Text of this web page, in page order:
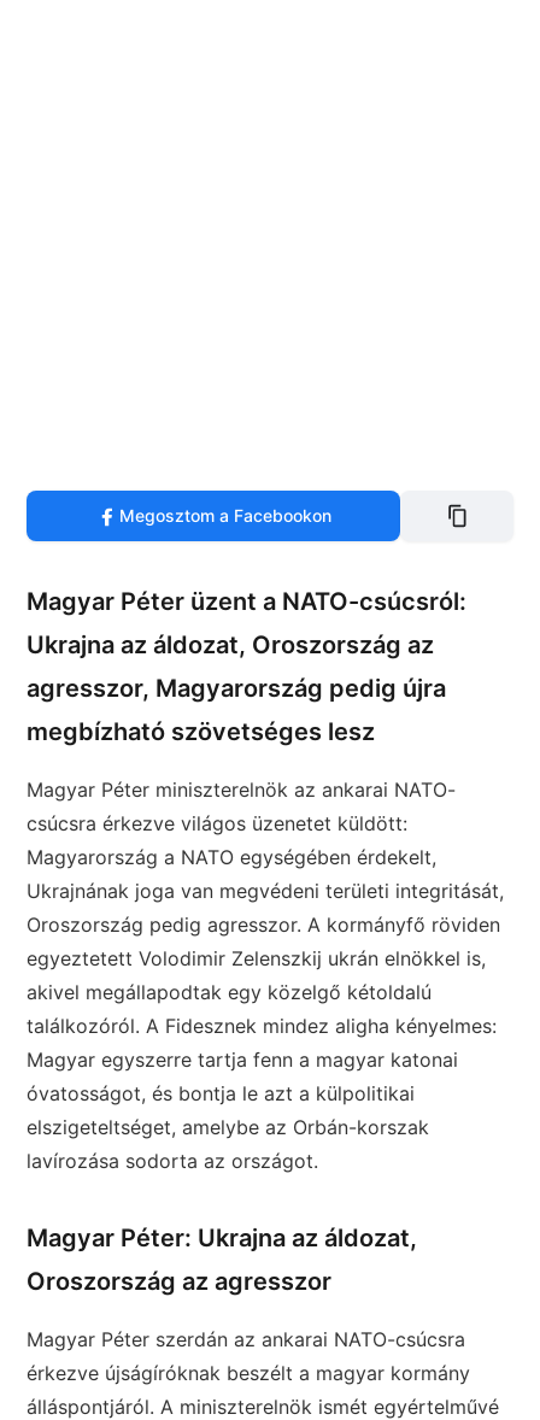
Megosztom a Facebookon
Magyar Péter üzent a NATO-csúcsról:
Ukrajna az áldozat, Oroszország az
agresszor, Magyarország pedig újra
megbízható szövetséges lesz
Magyar Péter miniszterelnök az ankarai NATO-
csúcsra érkezve világos üzenetet küldött:
Magyarország a NATO egységében érdekelt,
Ukrajnának joga van megvédeni területi integritását,
Oroszország pedig agresszor. A kormányfő röviden
egyeztetett Volodimir Zelenszkij ukrán elnökkel is,
akivel megállapodtak egy közelgő kétoldalú
találkozóról. A Fidesznek mindez aligha kényelmes:
Magyar egyszerre tartja fenn a magyar katonai
óvatosságot, és bontja le azt a külpolitikai
elszigeteltséget, amelybe az Orbán-korszak
lavírozása sodorta az országot.
Magyar Péter: Ukrajna az áldozat,
Oroszország az agresszor
Magyar Péter szerdán az ankarai NATO-csúcsra
érkezve újságíróknak beszélt a magyar kormány
álláspontjáról. A miniszterelnök ismét egyértelművé